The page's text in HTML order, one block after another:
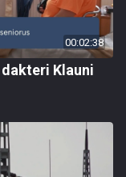
00:02:38
Klauni